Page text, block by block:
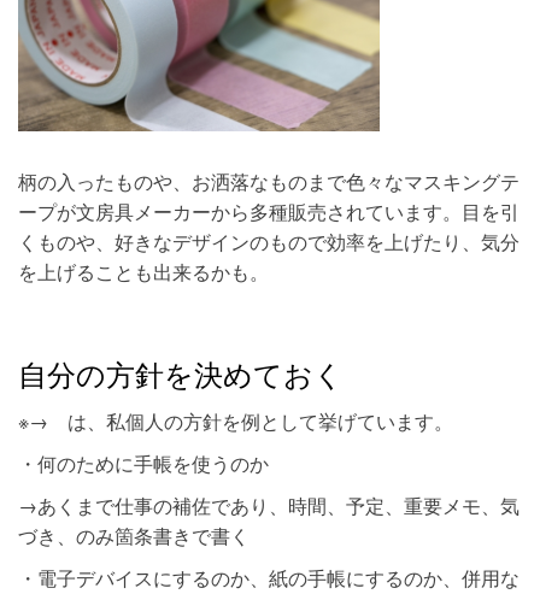
柄の入ったものや、お洒落なものまで色々なマスキングテ
ープが文房具メーカーから多種販売されています。目を引
くものや、好きなデザインのもので効率を上げたり、気分
を上げることも出来るかも。
自分の方針を決めておく
※→ は、私個人の方針を例として挙げています。
・何のために手帳を使うのか
→あくまで仕事の補佐であり、時間、予定、重要メモ、気
づき、のみ箇条書きで書く
・電子デバイスにするのか、紙の手帳にするのか、併用な